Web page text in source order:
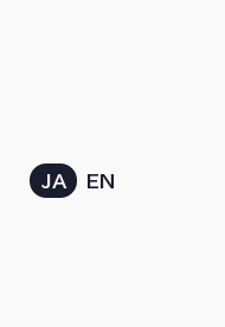
JA EN